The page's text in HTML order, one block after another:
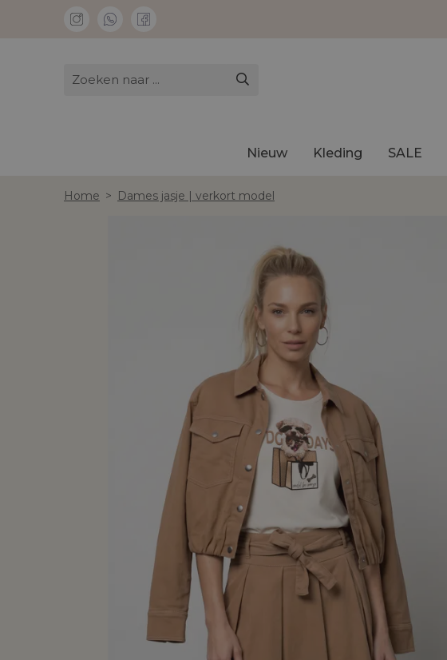
Nieuw Kleding SALE
Home > Dames jasje | verkort model